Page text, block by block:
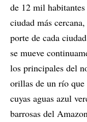
de 12 mil
ciudad más
porte de cada
se mueve
los principales del
orillas de un río que
cuyas aguas azul
barrosas del